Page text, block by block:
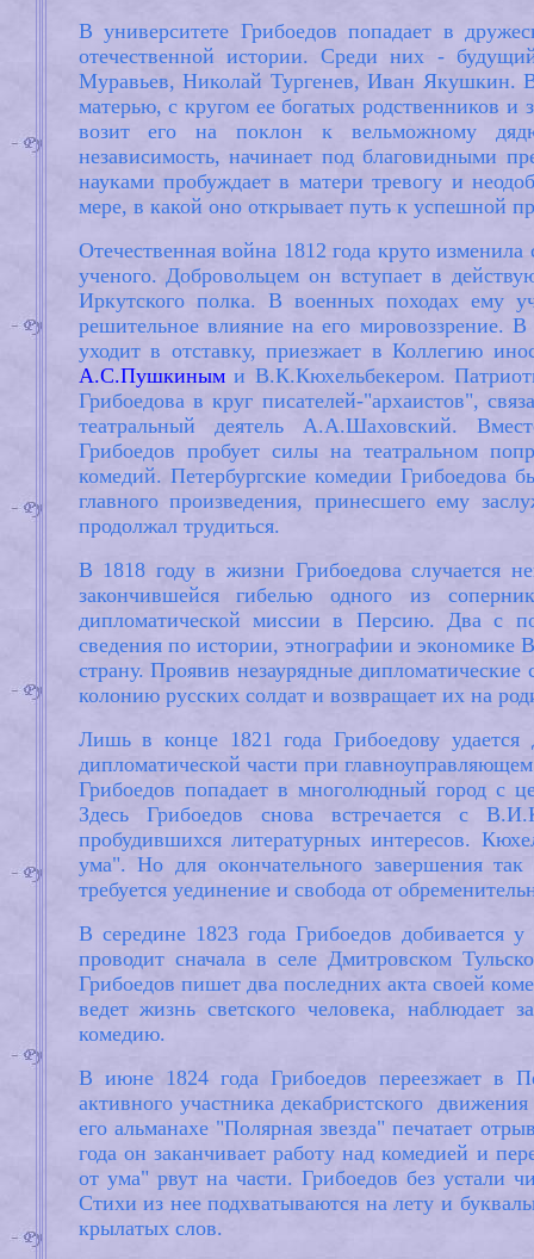
В университете Грибоедов попадает в
отечественной истории. Среди них -
Муравьев, Николай Тургенев, Иван Якушкин.
матерью, с кругом ее богатых родственников
возит его на поклон к вельможному
независимость, начинает под благовидными
науками пробуждает в матери тревогу и
мере, в какой оно открывает путь к успешной
Отечественная война 1812 года круто
ученого. Добровольцем он вступает в
Иркутского полка. В военных походах ему
решительное влияние на его мировоззрение.
уходит в отставку, приезжает в Коллегию
А.С.Пушкиными В.К.Кюхельбекером.
Грибоедова в круг писателей-"архаистов",
театральный деятель А.А.Шаховский.
Грибоедов пробует силы на театральном
комедий. Петербургские комедии Грибоедова
главного произведения, принесшего ему
продолжал трудиться.
В 1818 году в жизни Грибоедова случается
закончившейся гибелью одного из
дипломатической миссии в Персию. Два с
сведения по истории, этнографии и экономике
страну. Проявив незаурядные
колонию русских солдат и возвращает их на
Лишь в конце 1821 года Грибоедову
дипломатической части при
Грибоедов попадает в многолюдный город с
Здесь Грибоедов снова встречается с
пробудившихся литературных интересов.
ума". Но для окончательного завершения
требуется уединение и свобода от
В середине 1823 года Грибоедов добивается
проводит сначала в селе Дмитровском
Грибоедов пишет два последних акта своей
ведет жизнь светского человека,
комедию.
В июне 1824 года Грибоедов переезжает в
активного участника декабристского
его альманахе "Полярная звезда" печатает
года он заканчивает работу над комедией и
от ума" рвут на части. Грибоедов без устали
Стихи из нее подхватываются на лету и
крылатых слов.